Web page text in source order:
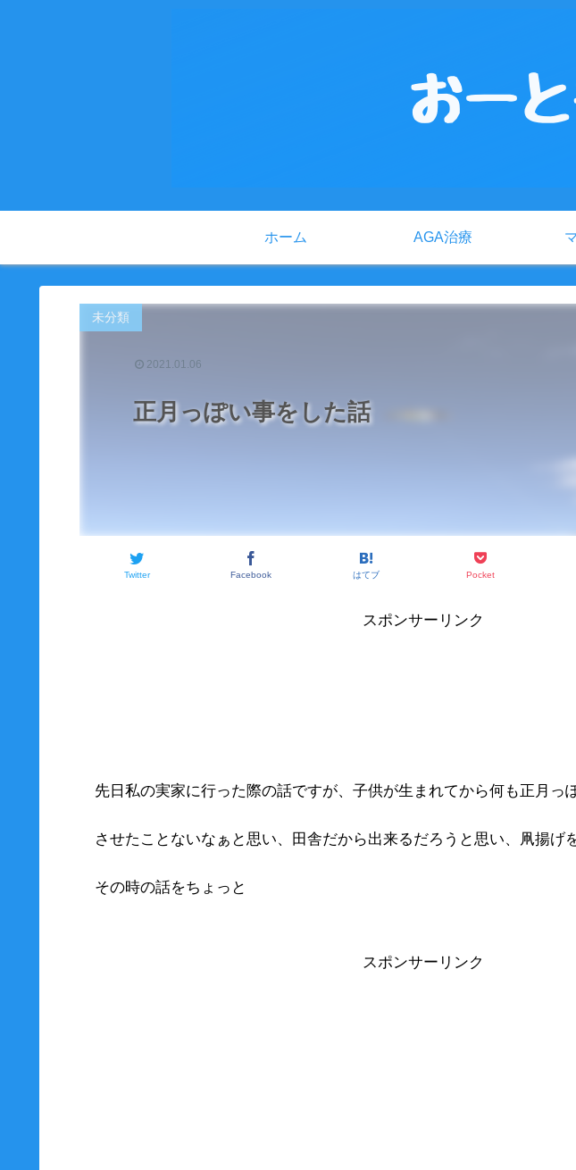
ホーム AGA治療
正月っぽい事をした話
未分類
Twitter Facebook はてブ Pocket
2021.01.06
スポンサーリンク
先日私の実家に行った際の話ですが、子供が生まれてから何も正月っ
させたことないなぁと思い、田舎だから出来るだろうと思い、凧揚げ
その時の話をちょっと
スポンサーリンク